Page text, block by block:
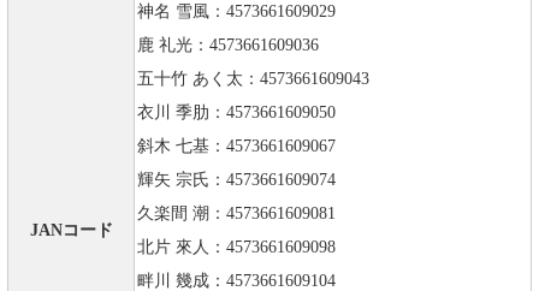
JANコード
神名 雪風：4573661609029
鹿 礼光：4573661609036
五十竹 あく太：4573661609043
衣川 季肋：4573661609050
斜木 七基：4573661609067
輝矢 宗氏：4573661609074
久楽間 潮：4573661609081
北片 來人：4573661609098
畔川 幾成：4573661609104